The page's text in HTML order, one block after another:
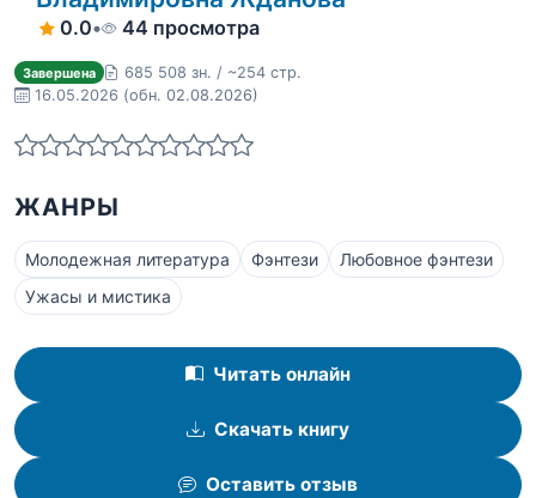
0.0• 44 просмотра
Завершена
685 508 зн. / ~254 стр.
16.05.2026 (обн. 02.08.2026)
ЖАНРЫ
Молодежная литература Фэнтези
Любовное фэнтези
Ужасы и мистика
Читать онлайн
Скачать книгу
Оставить отзыв